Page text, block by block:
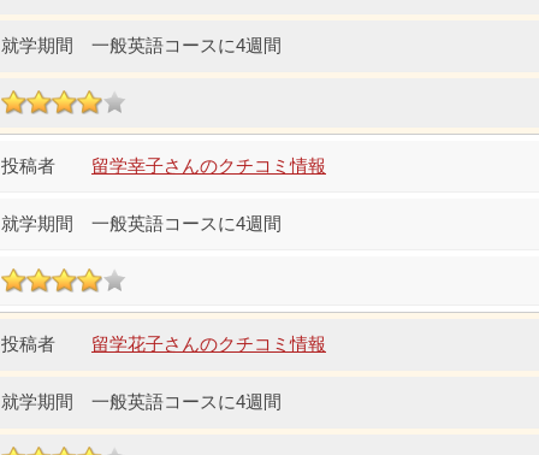
一般英語コースに4週間
留学幸子さんのクチコミ情報
一般英語コースに4週間
留学花子さんのクチコミ情報
一般英語コースに4週間